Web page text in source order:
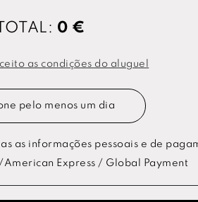
TOTAL: 0 €
as condições do aluguel
pelo menos um dia
as informações pessoais e de
Express / Global Payment